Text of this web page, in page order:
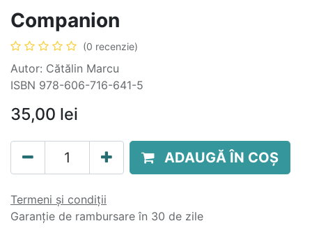
Companion
(0 recenzie)
Autor: Cătălin Marcu
ISBN 978-606-716-641-5
35,00 lei
ADAUGĂ ÎN COȘ
Termeni și condiții
Garanție de rambursare în 30 de zile